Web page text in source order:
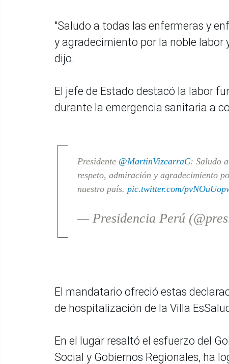
"Saludo a todas las enfermeras y
y agradecimiento por la noble labor
dijo.
El jefe de Estado destacó la labor
durante la emergencia sanitaria a
Presidente @MartinVizcarraC: Saludo
respeto, admiración y agradecimiento
nuestro país. pic.twitter.com/
— Presidencia Perú
El mandatario ofreció estas
de hospitalización de la Villa
En el lugar resaltó el esfuerzo del
Social y Gobiernos Regionales, ha